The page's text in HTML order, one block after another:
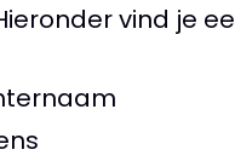
vind je